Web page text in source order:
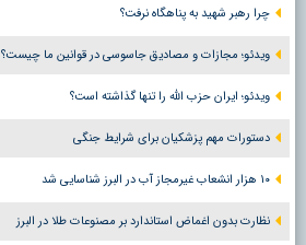
چرا رهبر شهید به پناهگاه نرفت؟
ویدئو؛ مجازات و مصادیق جاسوسی در قوانین ما چیست؟
ویدئو؛ ایران حزب الله را تنها گذاشته است؟
دستورات مهم پزشکیان برای شرایط جنگی
۱۰ هزار انشعاب غیرمجاز آب در البرز شناسایی شد
نظارت بدون اغماض استاندارد بر مصنوعات طلا در البرز